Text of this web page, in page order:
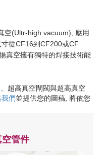
空(Ultr-high vacuum),
應用
從CF16到CF200或CF
真空擁有獨特的焊接技術能
超高真空閘閥與超高真空
們並提供您的圖稿, 將依您
管件